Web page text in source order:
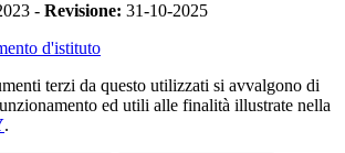
- Revisione: 31-10-2025
d'istituto
terzi da questo utilizzati si avvalgono di
ed utili alle finalità illustrate nella
.